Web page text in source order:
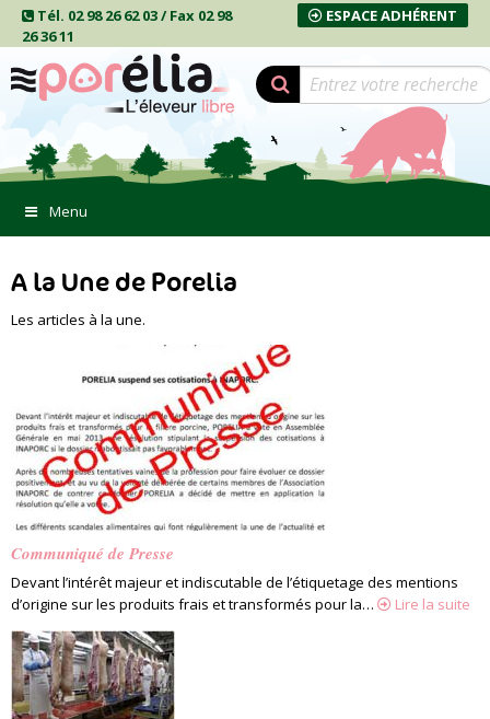
Tél. 02 98 26 62 03 / Fax 02 98
26 36 11
ESPACE ADHÉRENT
Menu
A la Une de Porelia
Les articles à la une.
Communiqué de Presse
Devant l’intérêt majeur et indiscutable de l’étiquetage des mentions
d’origine sur les produits frais et transformés pour la…
Lire la suite